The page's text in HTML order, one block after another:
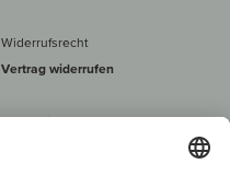
Widerrufsrecht
Vertrag widerrufen
Alle Preise inkl. MwSt., zzgl. 5 €
60 € versand­kosten­